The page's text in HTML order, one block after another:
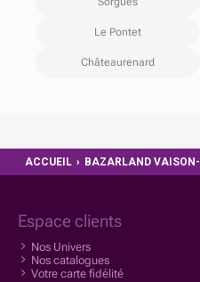
Le Pontet
Châteaurenard
ACCUEIL › BAZARLAND
Espace clients
Nos Univers
Nos catalogues
Votre carte fidélité